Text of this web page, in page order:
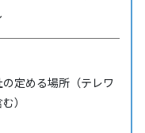
の定める場所（テレワ
）